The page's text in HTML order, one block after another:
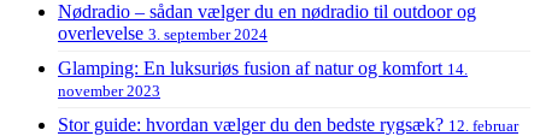
Nødradio – sådan vælger du en nødradio til outdoor og
overlevelse 3. september 2024
Glamping: En luksuriøs fusion af natur og komfort 14.
november 2023
Stor guide: hvordan vælger du den bedste rygsæk? 12. februar